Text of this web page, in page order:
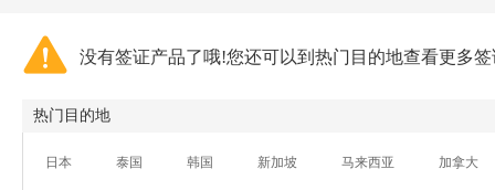
没有签证产品了哦!您还可以到热门目的地查看更多
热门目的地
日本 泰国 韩国 新加坡 马来西亚 加拿大